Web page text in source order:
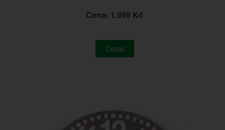
Cena: 1.999 Kč
Detail